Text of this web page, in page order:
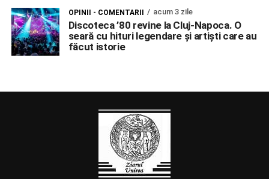
OPINII - COMENTARII acum 3 zile
Discoteca ’80 revine la Cluj-Napoca. O
seară cu hituri legendare și artiști care au
făcut istorie